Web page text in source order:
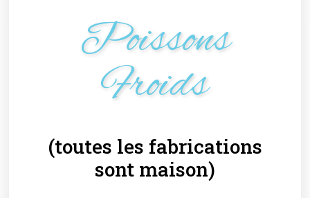
Poissons
Froids
(toutes les fabrications
sont maison)